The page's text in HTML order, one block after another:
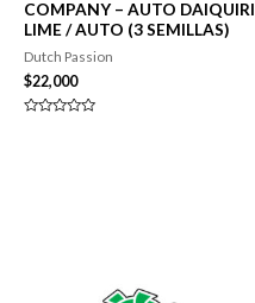
COMPANY – AUTO DAIQUIRI
LIME / AUTO (3 SEMILLAS)
Dutch Passion
$22,000